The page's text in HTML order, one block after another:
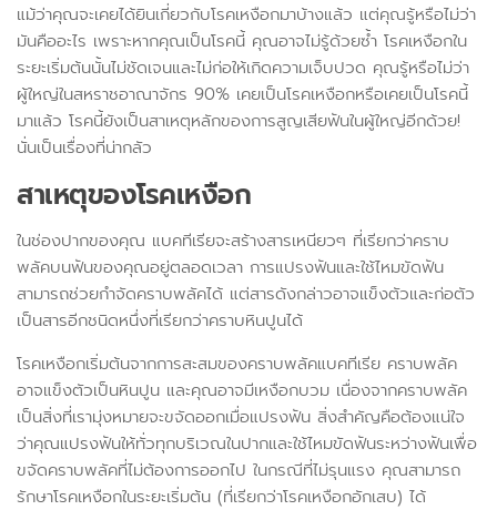
แม้ว่าคุณจะเคยได้ยินเกี่ยวกับโรคเหงือกมาบ้างแล้ว แต่คุณรู้หรือไม่ว่า
มันคืออะไร เพราะหากคุณเป็นโรคนี้ คุณอาจไม่รู้ด้วยซ้ำ โรคเหงือกใน
ระยะเริ่มต้นนั้นไม่ชัดเจนและไม่ก่อให้เกิดความเจ็บปวด คุณรู้หรือไม่ว่า
ผู้ใหญ่ในสหราชอาณาจักร 90% เคยเป็นโรคเหงือกหรือเคยเป็นโรคนี้
มาแล้ว โรคนี้ยังเป็นสาเหตุหลักของการสูญเสียฟันในผู้ใหญ่อีกด้วย!
นั่นเป็นเรื่องที่น่ากลัว
สาเหตุของโรคเหงือก
ในช่องปากของคุณ แบคทีเรียจะสร้างสารเหนียวๆ ที่เรียกว่าคราบ
พลัคบนฟันของคุณอยู่ตลอดเวลา การแปรงฟันและใช้ไหมขัดฟัน
สามารถช่วยกำจัดคราบพลัคได้ แต่สารดังกล่าวอาจแข็งตัวและก่อตัว
เป็นสารอีกชนิดหนึ่งที่เรียกว่าคราบหินปูนได้
โรคเหงือกเริ่มต้นจากการสะสมของคราบพลัคแบคทีเรีย คราบพลัค
อาจแข็งตัวเป็นหินปูน และคุณอาจมีเหงือกบวม เนื่องจากคราบพลัค
เป็นสิ่งที่เรามุ่งหมายจะขจัดออกเมื่อแปรงฟัน สิ่งสำคัญคือต้องแน่ใจ
ว่าคุณแปรงฟันให้ทั่วทุกบริเวณในปากและใช้ไหมขัดฟันระหว่างฟันเพื่อ
ขจัดคราบพลัคที่ไม่ต้องการออกไป ในกรณีที่ไม่รุนแรง คุณสามารถ
รักษาโรคเหงือกในระยะเริ่มต้น (ที่เรียกว่าโรคเหงือกอักเสบ) ได้